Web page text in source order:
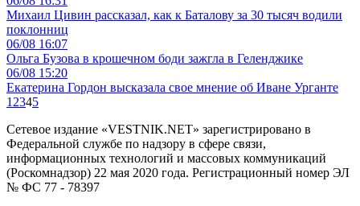
Михаил Цивин рассказал, как к Баталову за 30 тысяч водили
поклонниц
06/08 16:07
Ольга Бузова в крошечном боди зажгла в Геленджике
06/08 15:20
Екатерина Гордон высказала свое мнение об Иване Урганте
1 2345
Сетевое издание «VESTNIK.NET» зарегистрировано в
Федеральной службе по надзору в сфере связи,
информационных технологий и массовых коммуникаций
(Роскомнадзор) 22 мая 2020 года. Регистрационный номер ЭЛ
№ ФС 77 - 78397